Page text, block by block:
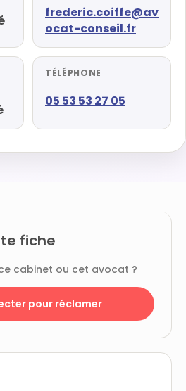
frederic.coiffe@av
ocat-conseil.fr
TÉLÉPHONE
05 53 53 27 05
fiche
cabinet ou cet avocat ?
pour réclamer